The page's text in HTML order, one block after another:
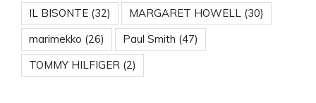
IL BISONTE (32) MARGARET HOWELL (30)
marimekko (26) Paul Smith (47)
TOMMY HILFIGER (2)